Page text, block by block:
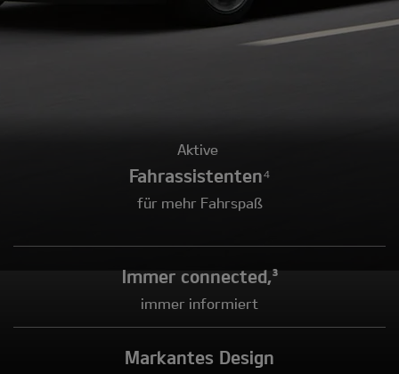
Aktive
Fahrassistenten⁴
für mehr Fahrspaß
Immer connected,³
immer informiert
Markantes Design